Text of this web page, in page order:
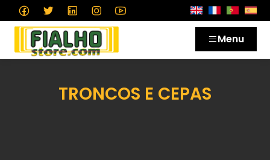
Menu
TRONCOS E CEPAS